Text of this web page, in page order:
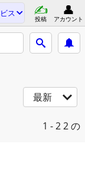
ス
投稿 アカウント
最新
1 - 22 の